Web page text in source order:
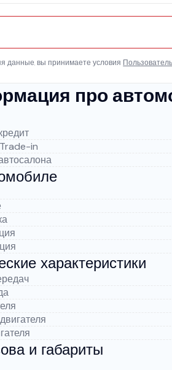
про
in
характеристики
и габариты
данные, вы принимаете условия